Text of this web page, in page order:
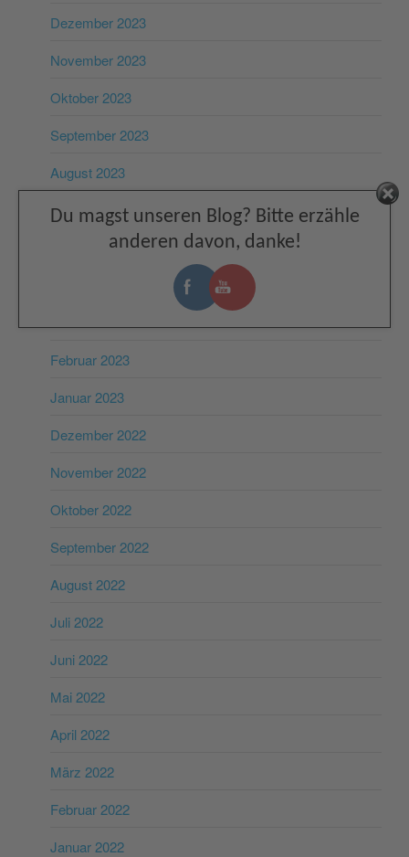
Dezember 2023
November 2023
Oktober 2023
September 2023
August 2023
Juli 2023
Februar 2023
Januar 2023
Dezember 2022
November 2022
Oktober 2022
September 2022
August 2022
Juli 2022
Juni 2022
Mai 2022
April 2022
März 2022
Februar 2022
Januar 2022
Du magst unseren Blog? Bitte erzähle
anderen davon, danke!
Facebook